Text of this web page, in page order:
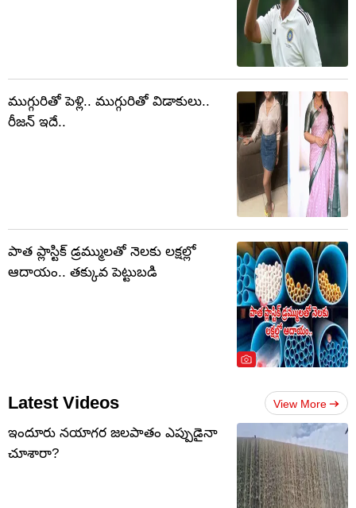
ముగ్గురితో పెళ్లి.. ముగ్గురితో విడాకులు..
రీజన్ ఇదే..
పాత ప్లాస్టిక్ డ్రమ్ములతో నెలకు లక్షల్లో
ఆదాయం.. తక్కువ పెట్టుబడి
Latest Videos View More
ఇందూరు నయాగర జలపాతం ఎప్పుడైనా
చూశారా?